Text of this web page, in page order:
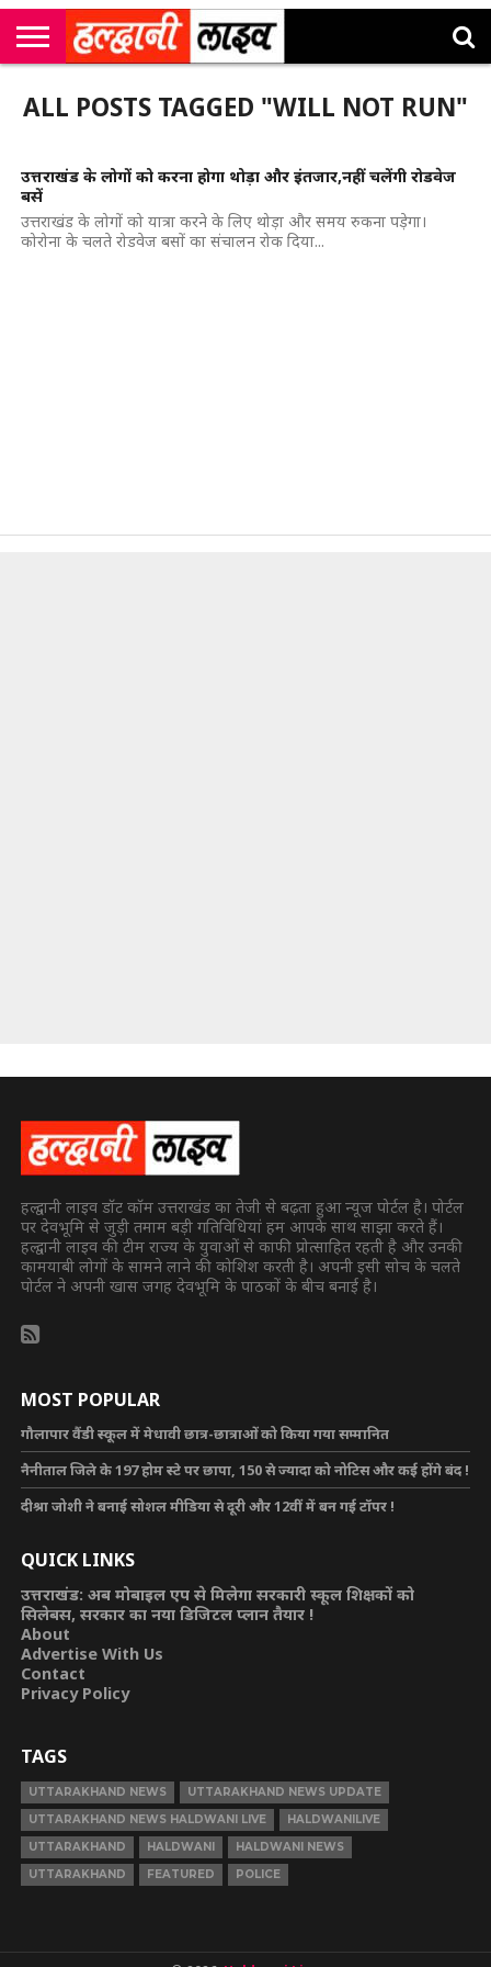
सी
एम
कॉर्नर
उत्तराखंड
न्यूज़
खेल
मनोरंजन
सम्पादकीय
जॉब
अलर्ट्स
ALL POSTS TAGGED "WILL NOT RUN"
उत्तराखंड के लोगों को करना होगा थोड़ा और इंतजार,नहीं चलेंगी रोडवेज
बसें
उत्तराखंड के लोगों को यात्रा करने के लिए थोड़ा और समय रुकना पड़ेगा।
कोरोना के चलते रोडवेज बसों का संचालन रोक दिया...
हल्द्वानी लाइव डॉट कॉम उत्तराखंड का तेजी से बढ़ता हुआ न्यूज पोर्टल है। पोर्टल
पर देवभूमि से जुड़ी तमाम बड़ी गतिविधियां हम आपके साथ साझा करते हैं।
हल्द्वानी लाइव की टीम राज्य के युवाओं से काफी प्रोत्साहित रहती है और उनकी
कामयाबी लोगों के सामने लाने की कोशिश करती है। अपनी इसी सोच के चलते
पोर्टल ने अपनी खास जगह देवभूमि के पाठकों के बीच बनाई है।
MOST POPULAR
गौलापार वैंडी स्कूल में मेधावी छात्र-छात्राओं को किया गया सम्मानित
नैनीताल जिले के 197 होम स्टे पर छापा, 150 से ज्यादा को नोटिस और कई होंगे बंद !
दीश्रा जोशी ने बनाई सोशल मीडिया से दूरी और 12वीं में बन गई टॉपर !
QUICK LINKS
उत्तराखंड: अब मोबाइल एप से मिलेगा सरकारी स्कूल शिक्षकों को
सिलेबस, सरकार का नया डिजिटल प्लान तैयार !
About
Advertise With Us
Contact
Privacy Policy
TAGS
UTTARAKHAND NEWS
UTTARAKHAND NEWS UPDATE
UTTARAKHAND NEWS HALDWANI LIVE
HALDWANILIVE
UTTARAKHAND
HALDWANI
HALDWANI NEWS
UTTARAKHAND
FEATURED POLICE